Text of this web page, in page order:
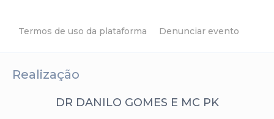
Termos de uso da plataforma Denunciar evento
Realização
DR DANILO GOMES E MC PK